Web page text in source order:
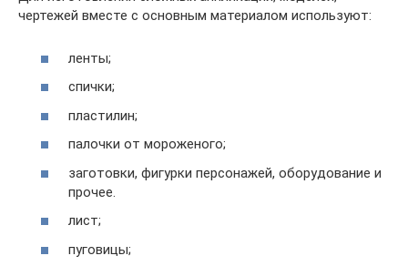
чертежей вместе с основным материалом используют:
ленты;
спички;
пластилин;
палочки от мороженого;
заготовки, фигурки персонажей, оборудование и
прочее.
лист;
пуговицы;